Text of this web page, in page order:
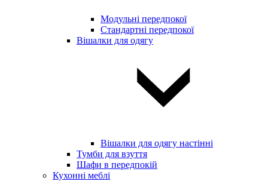
Модульні передпокої
Стандартні передпокої
Вішалки для одягу
Вішалки для одягу настінні
Тумби для взуття
Шафи в передпокій
Кухонні меблі